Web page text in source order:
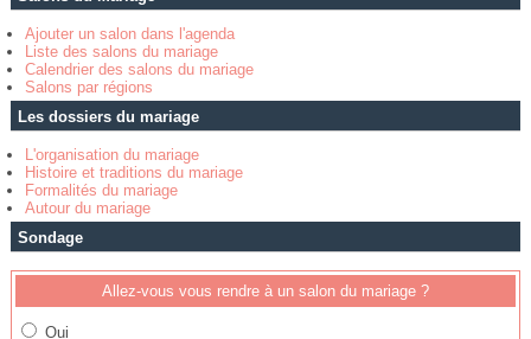
Ajouter un salon dans l'agenda
Liste des salons du mariage
Calendrier des salons du mariage
Salons par régions
Les dossiers du mariage
L'organisation du mariage
Histoire et traditions du mariage
Formalités du mariage
Autour du mariage
Sondage
Allez-vous vous rendre à un salon du mariage ?
Oui